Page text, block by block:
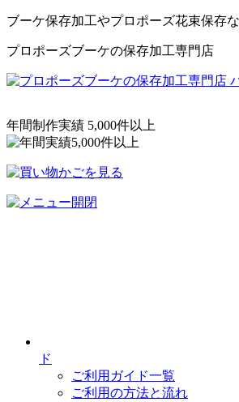
ブーケ保存加工やプロポーズ花束保存
プロポーズブーケの保存加工専門店
年間制作実績 5,000件以上
ド
ご利用ガイド一覧
ご利用の方法と流れ